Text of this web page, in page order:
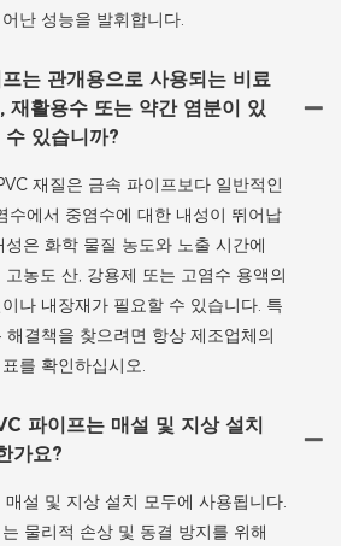
난 성능을 발휘합니다.
는 관개용으로 사용되는 비료
재활용수 또는 약간 염분이 있
있습니까?
재질은 금속 파이프보다 일반적인
수에서 중염수에 대한 내성이 뛰어납
성은 화학 물질 농도와 노출 시간에
고농도 산, 강용제 또는 고염수 용액의
나 내장재가 필요할 수 있습니다. 특
해결책을 찾으려면 항상 제조업체의
를 확인하십시오.
파이프는 매설 및 지상 설치
가요?
매설 및 지상 설치 모두에 사용됩니다.
물리적 손상 및 동결 방지를 위해